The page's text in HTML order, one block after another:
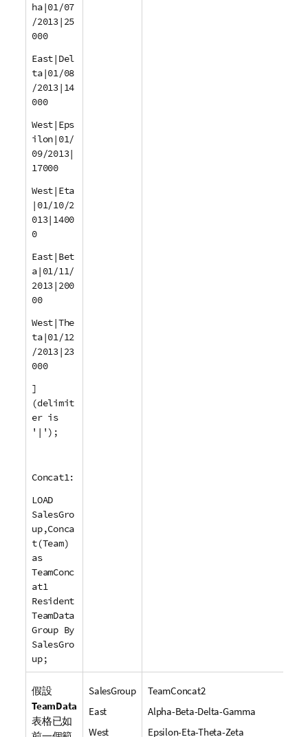
ha|01/07
/2013|25
000
East|Del
ta|01/08
/2013|14
000
West|Eps
ilon|01/
09/2013|
17000
West|Eta
|01/10/2
013|1400
0
East|Bet
a|01/11/
2013|200
00
West|The
ta|01/12
/2013|23
000
]
(delimit
er is
'|');
Concat1:
LOAD
SalesGro
up,Conca
t(Team)
as
TeamConc
at1
Resident
TeamData
Group By
SalesGro
up;
假設
TeamData
表格已如
SalesGroup
East
West
TeamConcat2
Alpha-Beta-Delta-Gamma
Epsilon-Eta-Theta-Zeta